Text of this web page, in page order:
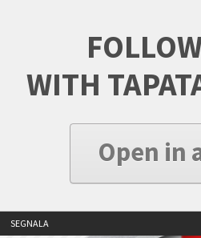
WITH
Open in
SEGNALA